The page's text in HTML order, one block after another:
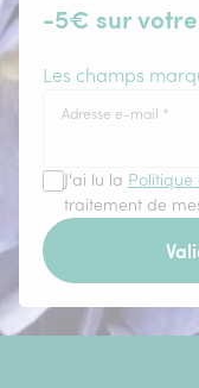
-5€ sur
Les champs
Adresse e-mail *
J'ai lu la
traitement de